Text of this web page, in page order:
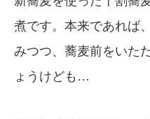
煮です。本来であれば
みつつ、蕎麦前をいた
ょうけども…